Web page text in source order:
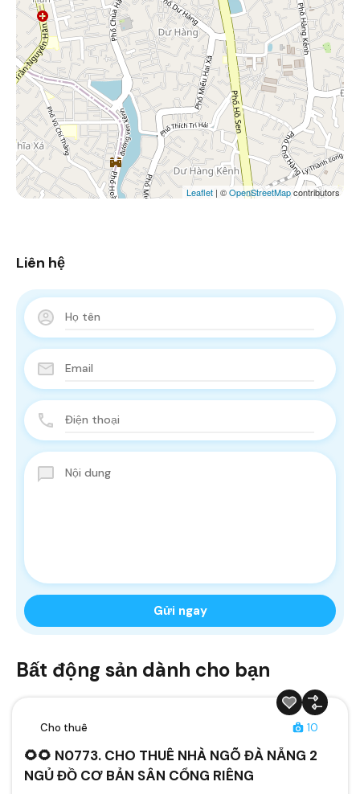
Leaflet | ©OpenStreetMapcontributors
Liên hệ
Bất động sản dành cho bạn
Cho thuê 10
🌻🌻 N0773. CHO THUÊ NHÀ NGÕ ĐÀ NẴNG 2
NGỦ ĐỒ CƠ BẢN SÂN CỔNG RIÊNG